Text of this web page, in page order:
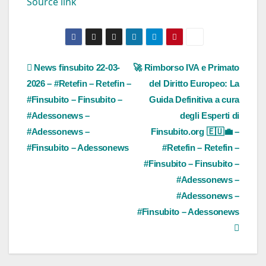
Navigazione
articoli
🚀 Rimborso IVA e Primato
del Diritto Europeo: La
Guida Definitiva a cura
degli Esperti di
Finsubito.org 🇪🇺💼 –
#Retefin – Retefin –
#Finsubito – Finsubito –
#Adessonews –
#Adessonews –
#Finsubito – Adessonews
News finsubito 22-03-
2026 – #Retefin – Retefin –
#Finsubito – Finsubito –
#Adessonews –
#Adessonews –
#Finsubito – Adessonews